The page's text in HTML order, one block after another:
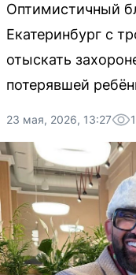
Оптимистичный
Екатеринбург с
отыскать
потерявшей
23 мая, 2026, 13:27